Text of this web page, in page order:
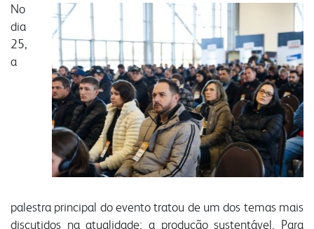
materiais portal da privacidade colaborador
cooperado trabalhe conosco voltar para inicial
No
dia
25,
a
palestra principal do evento tratou de um dos temas mais
discutidos na atualidade: a produção sustentável. Para